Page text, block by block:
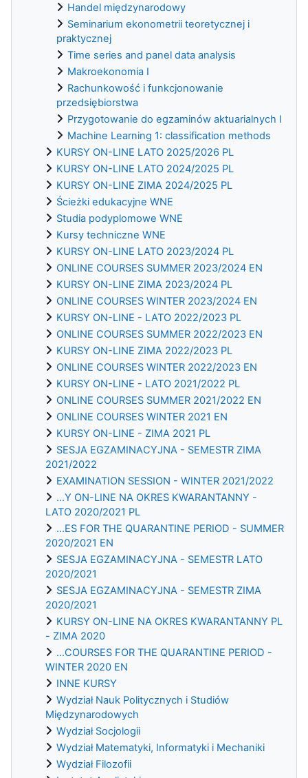
Handel międzynarodowy
Seminarium ekonometrii teoretycznej i
praktycznej
Time series and panel data analysis
Makroekonomia I
Rachunkowość i funkcjonowanie
przedsiębiorstwa
Przygotowanie do egzaminów aktuarialnych I
Machine Learning 1: classification methods
KURSY ON-LINE LATO 2025/2026 PL
KURSY ON-LINE LATO 2024/2025 PL
KURSY ON-LINE ZIMA 2024/2025 PL
Ścieżki edukacyjne WNE
Studia podyplomowe WNE
Kursy techniczne WNE
KURSY ON-LINE LATO 2023/2024 PL
ONLINE COURSES SUMMER 2023/2024 EN
KURSY ON-LINE ZIMA 2023/2024 PL
ONLINE COURSES WINTER 2023/2024 EN
KURSY ON-LINE - LATO 2022/2023 PL
ONLINE COURSES SUMMER 2022/2023 EN
KURSY ON-LINE ZIMA 2022/2023 PL
ONLINE COURSES WINTER 2022/2023 EN
KURSY ON-LINE - LATO 2021/2022 PL
ONLINE COURSES SUMMER 2021/2022 EN
ONLINE COURSES WINTER 2021 EN
KURSY ON-LINE - ZIMA 2021 PL
SESJA EGZAMINACYJNA - SEMESTR ZIMA
2021/2022
EXAMINATION SESSION - WINTER 2021/2022
...Y ON-LINE NA OKRES KWARANTANNY -
LATO 2020/2021 PL
...ES FOR THE QUARANTINE PERIOD - SUMMER
2020/2021 EN
SESJA EGZAMINACYJNA - SEMESTR LATO
2020/2021
SESJA EGZAMINACYJNA - SEMESTR ZIMA
2020/2021
KURSY ON-LINE NA OKRES KWARANTANNY PL
- ZIMA 2020
...COURSES FOR THE QUARANTINE PERIOD -
WINTER 2020 EN
INNE KURSY
Wydział Nauk Politycznych i Studiów
Międzynarodowych
Wydział Socjologii
Wydział Matematyki, Informatyki i Mechaniki
Wydział Filozofii